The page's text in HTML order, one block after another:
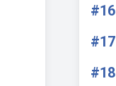
#16
#17
#18